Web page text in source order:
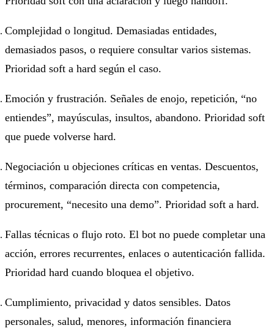
Complejidad o longitud. Demasiadas entidades,
demasiados pasos, o requiere consultar varios sistemas.
Prioridad soft a hard según el caso.
Emoción y frustración. Señales de enojo, repetición, “no
entiendes”, mayúsculas, insultos, abandono. Prioridad soft
que puede volverse hard.
Negociación u objeciones críticas en ventas. Descuentos,
términos, comparación directa con competencia,
procurement, “necesito una demo”. Prioridad soft a hard.
Fallas técnicas o flujo roto. El bot no puede completar una
acción, errores recurrentes, enlaces o autenticación fallida.
Prioridad hard cuando bloquea el objetivo.
Cumplimiento, privacidad y datos sensibles. Datos
personales, salud, menores, información financiera